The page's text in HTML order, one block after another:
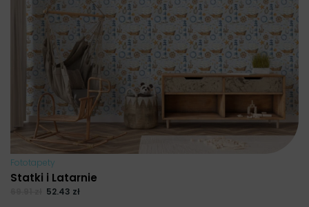
Fototapety
Statki i Latarnie
52.43 zł